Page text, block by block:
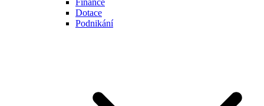
Finance
Dotace
Podnikání